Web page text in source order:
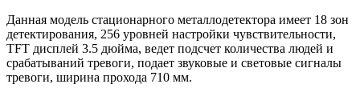
Данная модель стационарного металлодетектора имеет 18 зон
детектирования, 256 уровней настройки чувствительности,
TFT дисплей 3.5 дюйма, ведет подсчет количества людей и
срабатываний тревоги, подает звуковые и световые сигналы
тревоги, ширина прохода 710 мм.